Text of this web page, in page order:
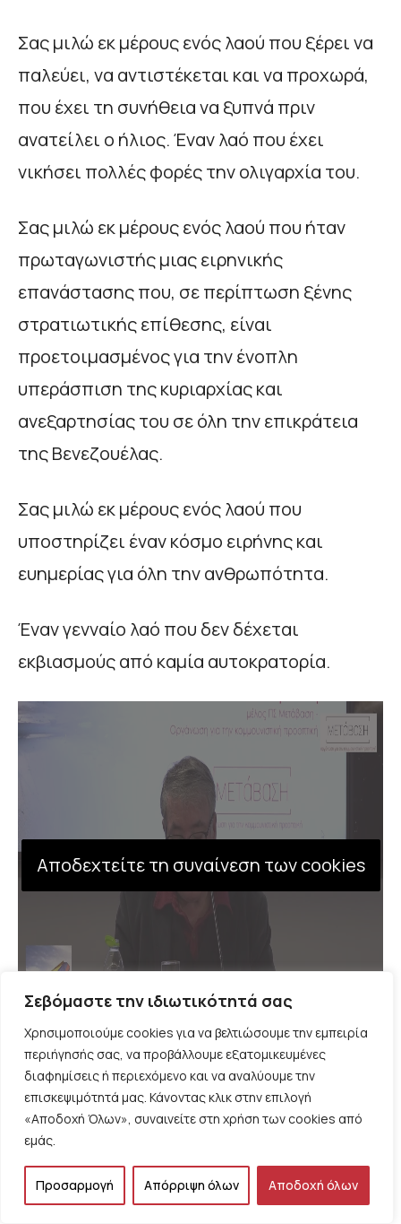
Σεβόμαστε την ιδιωτικότητά σας
Χρησιμοποιούμε cookies για να βελτιώσουμε την εμπειρία
περιήγησής σας, να προβάλλουμε εξατομικευμένες
διαφημίσεις ή περιεχόμενο και να αναλύουμε την
επισκεψιμότητά μας. Κάνοντας κλικ στην επιλογή
«Αποδοχή Όλων», συναινείτε στη χρήση των cookies από
εμάς.
Προσαρμογή Απόρριψη όλων Αποδοχή όλων
Σας μιλώ εκ μέρους ενός λαού που ξέρει να
παλεύει, να αντιστέκεται και να προχωρά,
που έχει τη συνήθεια να ξυπνά πριν
ανατείλει ο ήλιος. Έναν λαό που έχει
νικήσει πολλές φορές την ολιγαρχία του.
Σας μιλώ εκ μέρους ενός λαού που ήταν
πρωταγωνιστής μιας ειρηνικής
επανάστασης που, σε περίπτωση ξένης
στρατιωτικής επίθεσης, είναι
προετοιμασμένος για την ένοπλη
υπεράσπιση της κυριαρχίας και
ανεξαρτησίας του σε όλη την επικράτεια
της Βενεζουέλας.
Σας μιλώ εκ μέρους ενός λαού που
υποστηρίζει έναν κόσμο ειρήνης και
ευημερίας για όλη την ανθρωπότητα.
Έναν γενναίο λαό που δεν δέχεται
εκβιασμούς από καμία αυτοκρατορία.
Αποδεχτείτε τη συναίνεση των cookies
Υποστηρικτές